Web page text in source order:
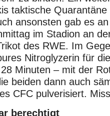
taktische
ansonsten gab es
im Stadion an
des RWE. Im
Nitroglyzerin für
Minuten – mit der
beiden dann auch
CFC pulverisiert.
berechtigt